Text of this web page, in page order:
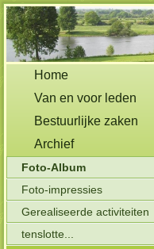
Home
Van en voor leden
Bestuurlijke zaken
Archief
Foto-Album
Foto-impressies
Gerealiseerde activiteiten
tenslotte...